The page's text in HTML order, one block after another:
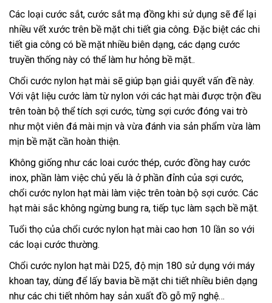
Các loại cước sắt, cước sắt mạ đồng khi sử dụng sẽ để lại
nhiều vết xước trên bề mặt chi tiết gia công. Đặc biệt các chi
tiết gia công có bề mặt nhiều biên dạng, các dạng cước
truyền thống này có thể làm hư hỏng bề mặt..
Chổi cước nylon hạt mài sẽ giúp bạn giải quyết vấn đề này.
Với vật liệu cước làm từ nylon với các hạt mài được trộn đều
trên toàn bộ thể tích sợi cước, từng sợi cước đóng vai trò
như một viên đá mài mịn và vừa đánh via sản phẩm vừa làm
mịn bề mặt cần hoàn thiện.
Không giống như các loai cước thép, cước đồng hay cước
inox, phần làm việc chủ yếu là ở phần đỉnh của sợi cước,
chổi cước nylon hạt mài làm việc trên toàn bộ sợi cước. Các
hạt mài sắc không ngừng bung ra, tiếp tục làm sạch bề mặt.
Tuổi thọ của chổi cước nylon hạt mài cao hơn 10 lần so với
các loại cước thường.
Chổi cước nylon hạt mài D25, độ mịn 180 sử dụng với máy
khoan tay, dùng để lấy bavia bề mặt chi tiết nhiều biên dạng
như các chi tiết nhôm hay sản xuất đồ gỗ mỹ nghệ…